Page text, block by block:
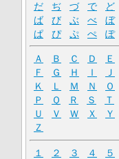
だ
ぢ づ で
ど
ば
び ぶ べ
ぼ
ぱ
ぴ ぷ ぺ ぽ
Ａ Ｂ Ｃ Ｄ
Ｅ
Ｆ
Ｇ Ｈ Ｉ
Ｊ
Ｋ
Ｌ Ｍ Ｎ
Ｏ
Ｐ
Ｑ Ｒ Ｓ
Ｔ
Ｕ
Ｖ Ｗ Ｘ
Ｙ
Ｚ
１ ２ ３ ４
５